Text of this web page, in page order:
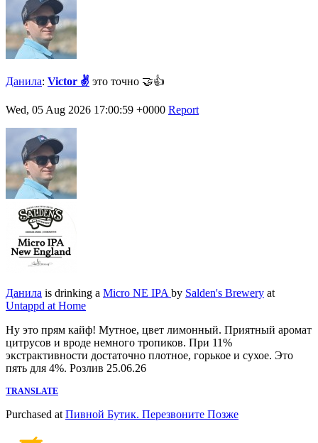
Данила: Victor ✌️ это точно 🤝👍
Wed, 05 Aug 2026 17:00:59 +0000 Report
Данила is drinking a Micro NE IPA by Salden's Brewery at
Untappd at Home
Ну это прям кайф! Мутное, цвет лимонный. Приятный аромат
цитрусов и вроде немного тропиков. При 11%
экстрактивности достаточно плотное, горькое и сухое. Это
пять для 4%. Розлив 25.06.26
TRANSLATE
Purchased at Пивной Бутик. Перезвоните Позже